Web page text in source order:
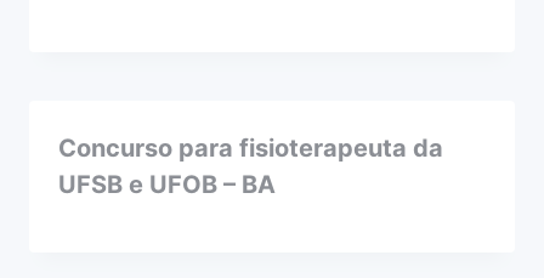
Concurso para fisioterapeuta da
UFSB e UFOB – BA